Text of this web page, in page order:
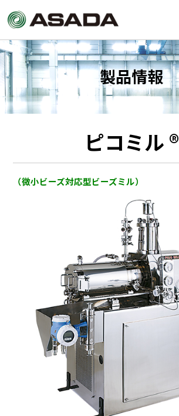
製品情報
ピコミル ®
（微小ビーズ対応型ビーズミル）